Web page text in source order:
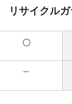
リサイクル